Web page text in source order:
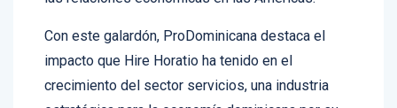
impacto que Hire Horatio ha tenido en el
crecimiento del sector servicios, una industria
estratégica para la economía dominicana por su